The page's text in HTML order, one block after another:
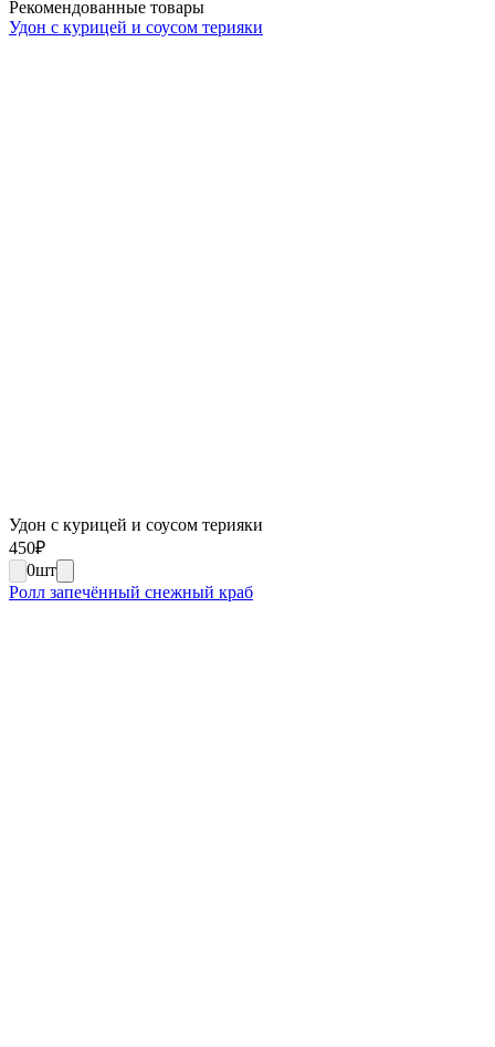
Рекомендованные товары
Удон с курицей и соусом терияки
Удон с курицей и соусом терияки
450₽
0шт
Ролл запечённый снежный краб